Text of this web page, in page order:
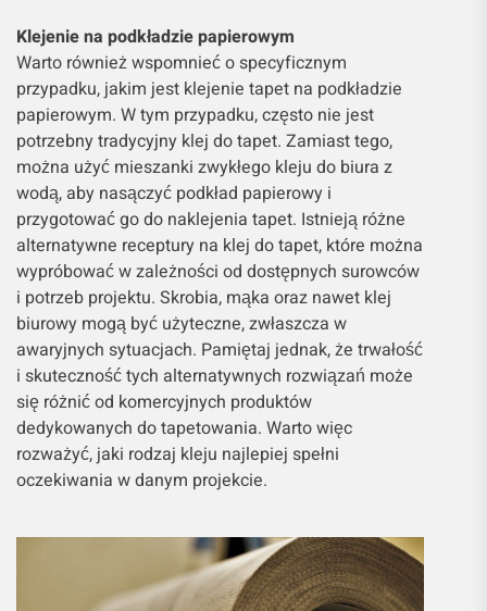
Klejenie na podkładzie papierowym
Warto również wspomnieć o specyficznym
przypadku, jakim jest klejenie tapet na podkładzie
papierowym. W tym przypadku, często nie jest
potrzebny tradycyjny klej do tapet. Zamiast tego,
można użyć mieszanki zwykłego kleju do biura z
wodą, aby nasączyć podkład papierowy i
przygotować go do naklejenia tapet. Istnieją różne
alternatywne receptury na klej do tapet, które można
wypróbować w zależności od dostępnych surowców
i potrzeb projektu. Skrobia, mąka oraz nawet klej
biurowy mogą być użyteczne, zwłaszcza w
awaryjnych sytuacjach. Pamiętaj jednak, że trwałość
i skuteczność tych alternatywnych rozwiązań może
się różnić od komercyjnych produktów
dedykowanych do tapetowania. Warto więc
rozważyć, jaki rodzaj kleju najlepiej spełni
oczekiwania w danym projekcie.